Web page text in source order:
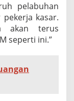
pelabuhan
kasar.
akan terus
seperti ini.”